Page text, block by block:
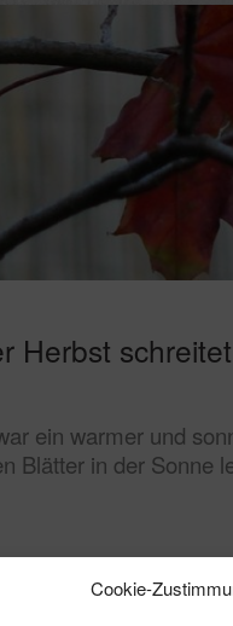
Cookie-
Herbst
ein warmer und
Blätter in der Sonne